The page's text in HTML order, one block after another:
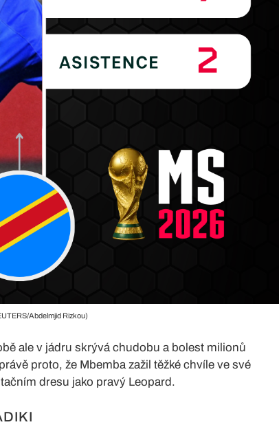
Abdelmjid Rizkou)
ale v jádru skrývá chudobu a bolest milionů
proto, že Mbemba zažil těžké chvíle ve své
dresu jako pravý Leopard.